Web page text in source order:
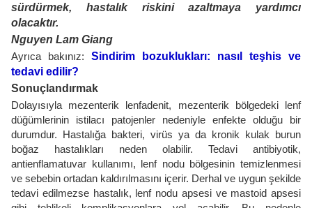
sürdürmek, hastalık riskini azaltmaya yardımcı
olacaktır.
Nguyen Lam Giang
Ayrıca bakınız: Sindirim bozuklukları: nasıl teşhis ve
tedavi edilir?
Sonuçlandırmak
Dolayısıyla mezenterik lenfadenit, mezenterik bölgedeki lenf
düğümlerinin istilacı patojenler nedeniyle enfekte olduğu bir
durumdur. Hastalığa bakteri, virüs ya da kronik kulak burun
boğaz hastalıkları neden olabilir. Tedavi antibiyotik,
antienflamatuvar kullanımı, lenf nodu bölgesinin temizlenmesi
ve sebebin ortadan kaldırılmasını içerir. Derhal ve uygun şekilde
tedavi edilmezse hastalık, lenf nodu apsesi ve mastoid apsesi